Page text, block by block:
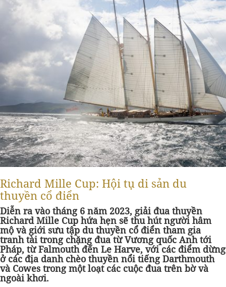
Richard Mille Cup: Hội tụ di sản du
thuyền cổ điển
Diễn ra vào tháng 6 năm 2023, giải đua thuyền
Richard Mille Cup hứa hẹn sẽ thu hút người hâm
mộ và giới sưu tập du thuyền cổ điển tham gia
tranh tài trong chặng đua từ Vương quốc Anh tới
Pháp, từ Falmouth đến Le Harve, với các điểm dừng
ở các địa danh chèo thuyền nổi tiếng Darthmouth
và Cowes trong một loạt các cuộc đua trên bờ và
ngoài khơi.